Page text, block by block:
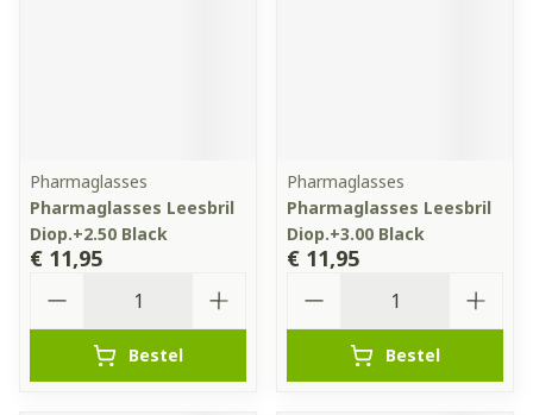
Pharmaglasses
Pharmaglasses Leesbril
Diop.+2.50 Black
€ 11,95
Bestel
Pharmaglasses
Pharmaglasses Leesbril
Diop.+3.00 Black
€ 11,95
Bestel